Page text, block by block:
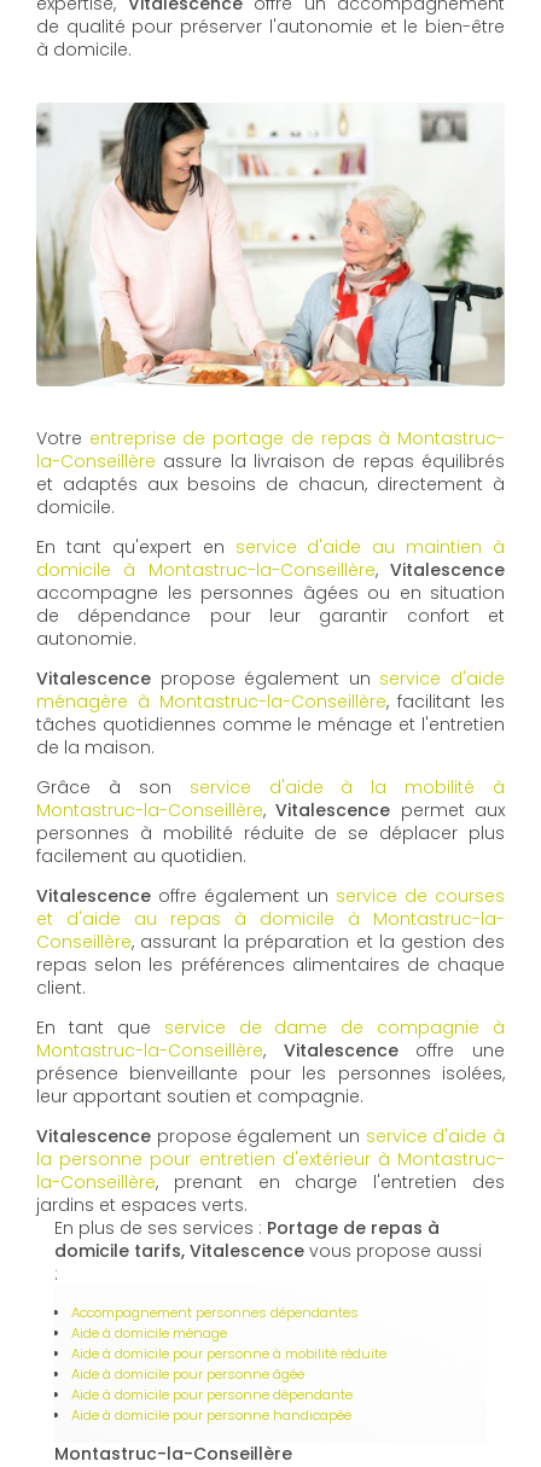
de qualité pour préserver l'autonomie et le bien-être
à domicile.
Votre entreprise de portage de repas à Montastruc-
la-Conseillère assure la livraison de repas équilibrés
et adaptés aux besoins de chacun, directement à
domicile.
En tant qu'expert en service d'aide au maintien à
domicile à Montastruc-la-Conseillère,Vitalescence
accompagne les personnes âgées ou en situation
de dépendance pour leur garantir confort et
autonomie.
Vitalescence propose également un service d'aide
ménagère à Montastruc-la-Conseillère, facilitant les
tâches quotidiennes comme le ménage et l'entretien
de la maison.
Grâce à son service d'aide à la mobilité à
Montastruc-la-Conseillère,Vitalescence permet aux
personnes à mobilité réduite de se déplacer plus
facilement au quotidien.
Vitalescence offre également un service de courses
et d'aide au repas à domicile à Montastruc-la-
Conseillère, assurant la préparation et la gestion des
repas selon les préférences alimentaires de chaque
client.
En tant que service de dame de compagnie à
Montastruc-la-Conseillère, Vitalescenceoffre une
présence bienveillante pour les personnes isolées,
leur apportant soutien et compagnie.
Vitalescence propose également un service d'aide à
la personne pour entretien d'extérieur à Montastruc-
la-Conseillère, prenant en charge l'entretien des
jardins et espaces verts.
En plus de ses services : Portage de repas à
domicile tarifs, Vitalescence vous propose aussi
:
Accompagnement personnes dépendantes
Aide à domicile ménage
Aide à domicile pour personne à mobilité réduite
Aide à domicile pour personne âgée
Aide à domicile pour personne dépendante
Aide à domicile pour personne handicapée
Montastruc-la-Conseillère